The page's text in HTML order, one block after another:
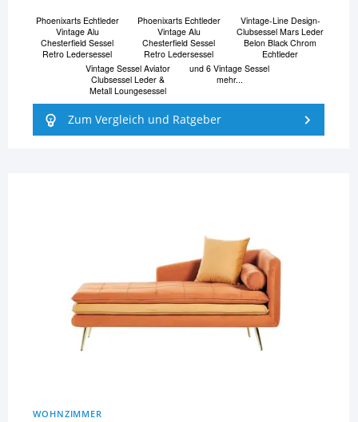
Phoenixarts Echtleder
Vintage Alu
Chesterfield Sessel
Retro Ledersessel
Phoenixarts Echtleder
Vintage Alu
Chesterfield Sessel
Retro Ledersessel
Vintage-Line Design-
Clubsessel Mars Leder
Belon Black Chrom
Echtleder
Vintage Sessel Aviator
Clubsessel Leder &
Metall Loungesessel
und 6 Vintage Sessel
mehr...
Zum Vergleich und Ratgeber
WOHNZIMMER